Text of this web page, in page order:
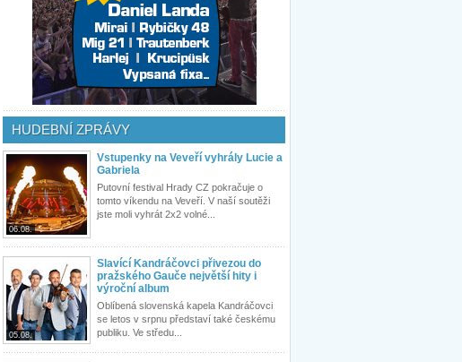
HUDEBNÍ ZPRÁVY
06.08.
Vstupenky na Veveří vyhrály Lucie a
Gabriela
Putovní festival Hrady CZ pokračuje o
tomto víkendu na Veveří. V naší soutěži
jste moli vyhrát 2x2 volné...
05.08.
Slavící Kandráčovci přivezou do
pražského Gauče největší hity i
výroční album
Oblíbená slovenská kapela Kandráčovci
se letos v srpnu představí také českému
publiku. Ve středu...